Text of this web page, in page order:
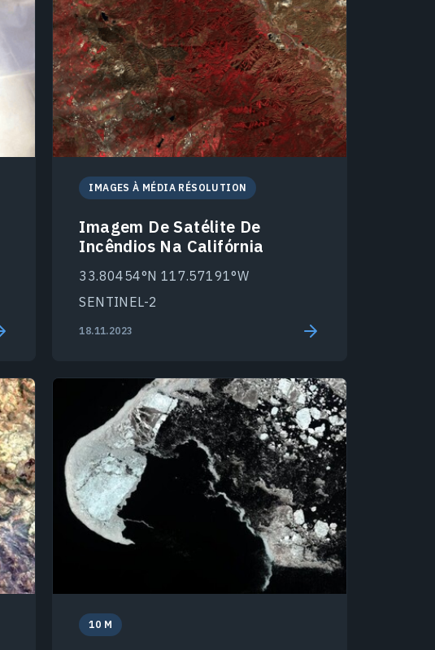
IMAGES À MÉDIA RÉSOLUTION
Imagem De Satélite De
Incêndios Na Califórnia
33.80454°N 117.57191°W
SENTINEL-2
18.11.2023
10 M